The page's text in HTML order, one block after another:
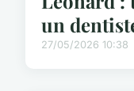
un
27/05/2026 10:38